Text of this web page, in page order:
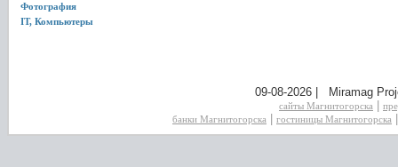
Фотография
IT, Компьютеры
09-08-2026 | Miramag
сайты Магнитогорска
банки Магнитогорска
гостиницы Магнитогорска